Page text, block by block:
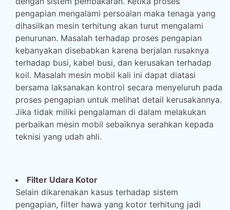
pengapian mengalami persoalan maka tenaga yang
dihasilkan mesin terhitung akan turut mengalami
penurunan. Masalah terhadap proses pengapian
kebanyakan disebabkan karena berjalan rusaknya
terhadap busi, kabel busi, dan kerusakan terhadap
koil. Masalah mesin mobil kali ini dapat diatasi
bersama laksanakan kontrol secara menyeluruh pada
proses pengapian untuk melihat detail kerusakannya.
Jika tidak miliki pengalaman di dalam melakukan
perbaikan mesin mobil sebaiknya serahkan kepada
teknisi yang udah ahli.
Filter Udara Kotor
Selain dikarenakan kasus terhadap sistem
pengapian, filter hawa yang kotor terhitung jadi